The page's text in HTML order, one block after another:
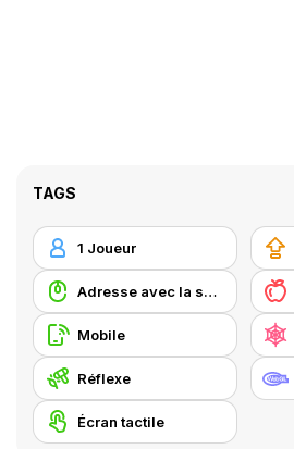
TAGS
1 Joueur
Adresse avec la souris
Mobile
Réflexe
Écran tactile